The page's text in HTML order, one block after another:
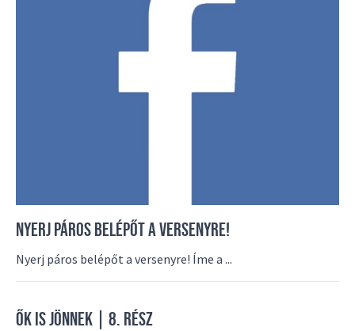
NYERJ PÁROS BELÉPŐT A VERSENYRE!
Nyerj páros belépőt a versenyre! Íme a ...
ŐK IS JÖNNEK | 8. RÉSZ